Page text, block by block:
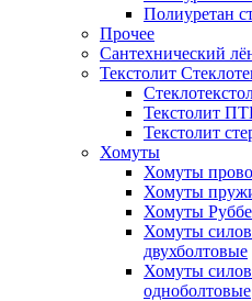
Полиуретан
Прочее
Сантехнический
Текстолит
Текстолит
Текстолит
Хомуты
Хомуты
Хомуты
Хомуты
Хомуты
двухболтовые
Хомуты
одноболтовые